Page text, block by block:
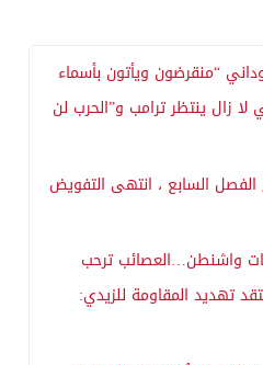
“منقرضون ويأتون بأسماء
زال ينتظر ترامب و”الحرب لن
الفصل السابع ، انتهى التفويض
واشنطن…العصائب ترحب
تهديد المقاومة للزيدي: